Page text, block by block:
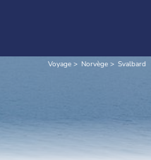
Voyage Norvège Svalbard